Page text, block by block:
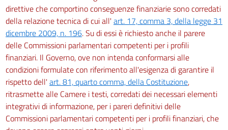
direttive che comportino conseguenze finanziarie sono corredati
della relazione tecnica di cui all' art. 17, comma 3, della legge 31
dicembre 2009, n. 196. Su di essi è richiesto anche il parere
delle Commissioni parlamentari competenti per i profili
finanziari. Il Governo, ove non intenda conformarsi alle
condizioni formulate con riferimento all'esigenza di garantire il
rispetto dell' art. 81, quarto comma, della Costituzione,
ritrasmette alle Camere i testi, corredati dei necessari elementi
integrativi di informazione, per i pareri definitivi delle
Commissioni parlamentari competenti per i profili finanziari, che